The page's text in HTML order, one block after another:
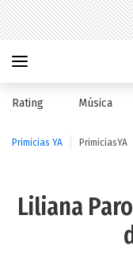
Rating Música
Primicias YA PrimiciasYA
Liliana